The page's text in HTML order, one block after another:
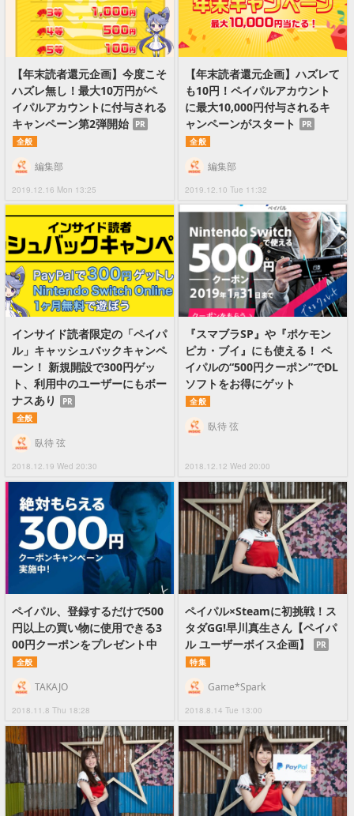
【年末読者還元企画】今度こそ
ハズレ無し！最大10万円がペ
イパルアカウントに付与される
キャンペーン第2弾開始
PR
全般
2019.12.16 Mon 13:25
編集部
【年末読者還元企画】ハズレて
も10円！ペイパルアカウント
に最大10,000円付与されるキ
ャンペーンがスタート
PR
全般
2019.12.10 Tue 11:32
編集部
インサイド読者限定の「ペイパ
ル」キャッシュバックキャンペ
ーン！ 新規開設で300円ゲッ
ト、利用中のユーザーにもボー
ナスあり
PR
全般
2018.12.19 Wed 20:30
臥待 弦
『スマブラSP』や『ポケモン
ピカ・ブイ』にも使える！ ペ
イパルの“500円クーポン”でDL
ソフトをお得にゲット
全般
2018.12.12 Wed 20:00
臥待 弦
ペイパル、登録するだけで500
円以上の買い物に使用できる3
00円クーポンをプレゼント中
全般
2018.11.8 Thu 18:28
TAKAJO
ペイパル×Steamに初挑戦！ス
タダGG!早川真生さん【ペイパ
ル ユーザーボイス企画】
PR
特集
2018.8.14 Tue 13:00
Game*Spark